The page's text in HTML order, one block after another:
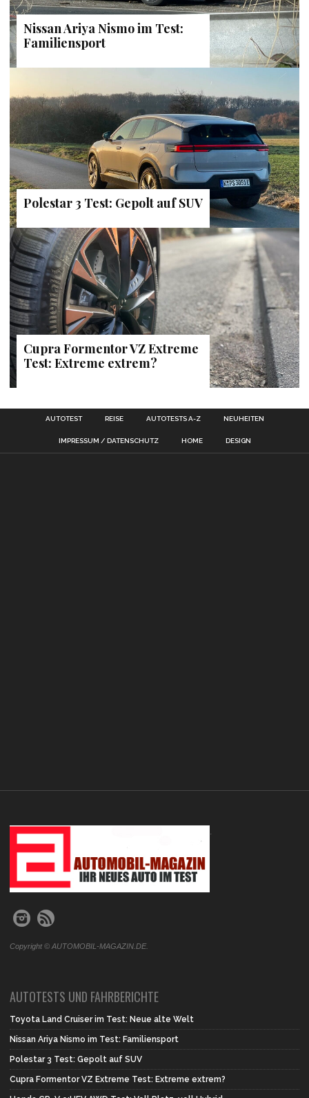
Nissan Ariya Nismo im Test:
Familiensport
Polestar 3 Test: Gepolt auf SUV
Cupra Formentor VZ Extreme
Test: Extreme extrem?
AUTOTEST REISE AUTOTESTS A-Z NEUHEITEN
IMPRESSUM / DATENSCHUTZ HOME DESIGN
.
Copyright © AUTOMOBIL-MAGAZIN.DE.
AUTOTESTS UND FAHRBERICHTE
Toyota Land Cruiser im Test: Neue alte Welt
Nissan Ariya Nismo im Test: Familiensport
Polestar 3 Test: Gepolt auf SUV
Cupra Formentor VZ Extreme Test: Extreme extrem?